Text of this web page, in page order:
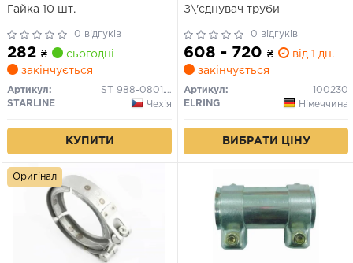
Гайка 10 шт.
0 відгуків
282 ₴
сьогодні
закінчується
Артикул:
ST 988-0801.10
STARLINE
Чехія
КУПИТИ
З\'єднувач труби
0 відгуків
608 - 720 ₴
від 1 дн.
закінчується
Артикул:
100230
ELRING
Німеччина
ВИБРАТИ ЦІНУ
Оригінал